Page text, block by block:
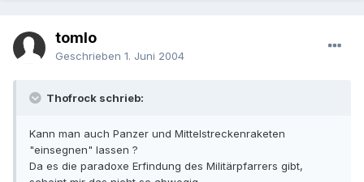
tomlo
Geschrieben 1. Juni 2004
Thofrock schrieb:
Kann man auch Panzer und Mittelstreckenraketen
"einsegnen" lassen ?
Da es die paradoxe Erfindung des Militärpfarrers gibt,